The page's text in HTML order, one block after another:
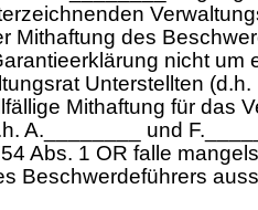
Mithaftung des
nicht um
Unterstellten
Mithaftung für das
A.________ und
Abs. 1 OR falle
Beschwerdeführers